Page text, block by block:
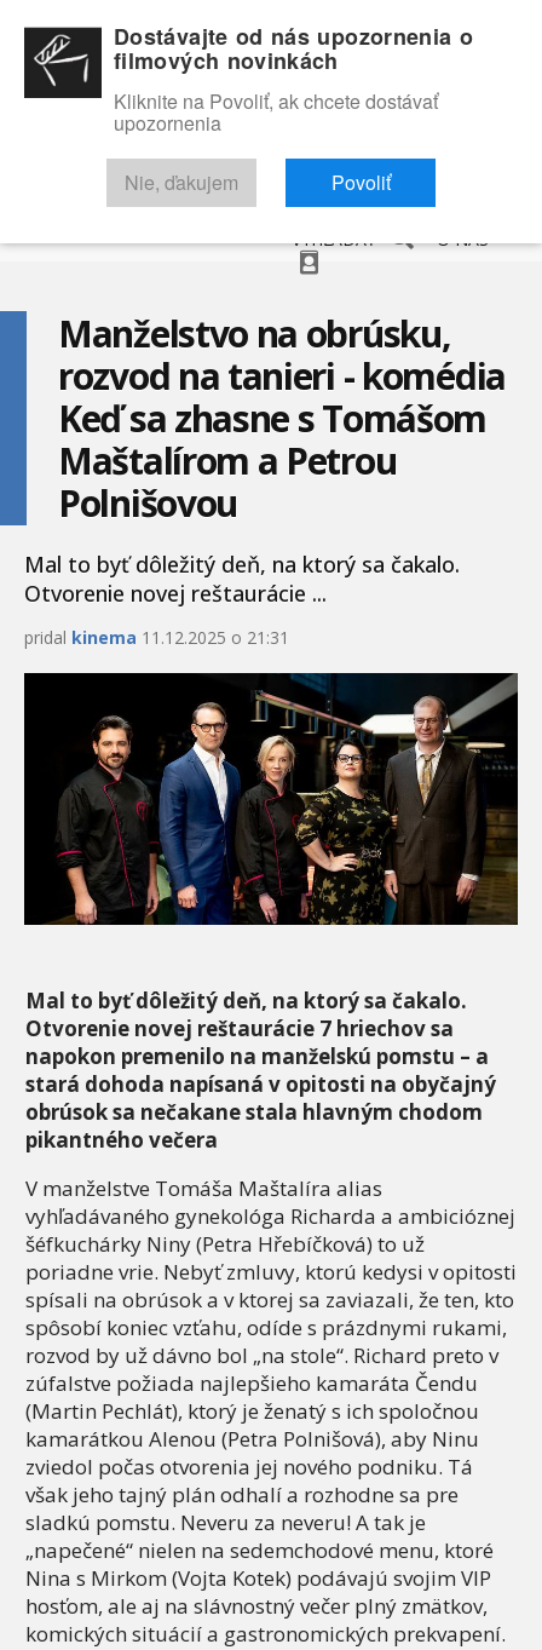
RECENZIE TRAILERY FILMOVÁ DATABÁZA
VYHĽADAŤ O NÁS
Manželstvo na obrúsku,
rozvod na tanieri - komédia
Keď sa zhasne s Tomášom
Maštalírom a Petrou
Polnišovou
Mal to byť dôležitý deň, na ktorý sa čakalo.
Otvorenie novej reštaurácie ...
pridal kinema 11.12.2025 o 21:31
Mal to byť dôležitý deň, na ktorý sa čakalo.
Otvorenie novej reštaurácie 7 hriechov sa
napokon premenilo na manželskú pomstu – a
stará dohoda napísaná v opitosti na obyčajný
obrúsok sa nečakane stala hlavným chodom
pikantného večera
V manželstve Tomáša Maštalíra alias
vyhľadávaného gynekológa Richarda a ambicióznej
šéfkuchárky Niny (Petra Hřebíčková) to už
poriadne vrie. Nebyť zmluvy, ktorú kedysi v opitosti
spísali na obrúsok a v ktorej sa zaviazali, že ten, kto
spôsobí koniec vzťahu, odíde s prázdnymi rukami,
rozvod by už dávno bol „na stole“. Richard preto v
zúfalstve požiada najlepšieho kamaráta Čendu
(Martin Pechlát), ktorý je ženatý s ich spoločnou
kamarátkou Alenou (Petra Polnišová), aby Ninu
zviedol počas otvorenia jej nového podniku. Tá
však jeho tajný plán odhalí a rozhodne sa pre
sladkú pomstu. Neveru za neveru! A tak je
„napečené“ nielen na sedemchodové menu, ktoré
Nina s Mirkom (Vojta Kotek) podávajú svojim VIP
hosťom, ale aj na slávnostný večer plný zmätkov,
komických situácií a gastronomických prekvapení.
Dostávajte od nás upozornenia o
filmových novinkách
Kliknite na Povoliť, ak chcete dostávať
upozornenia
Nie, ďakujem Povoliť